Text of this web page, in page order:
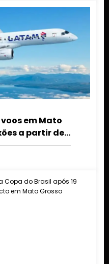
em Mato
a partir de